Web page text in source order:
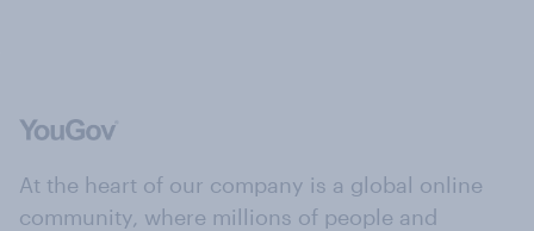
At the heart of our company is a global online
community, where millions of people and